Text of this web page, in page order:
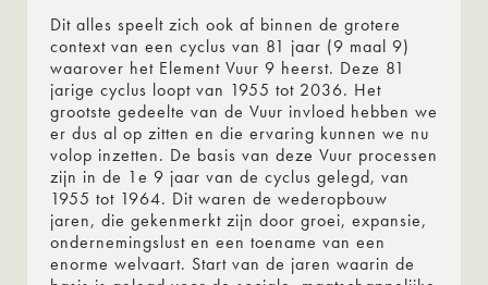
Dit alles speelt zich ook af binnen de grotere
context van een cyclus van 81 jaar (9 maal 9)
waarover het Element Vuur 9 heerst. Deze 81
jarige cyclus loopt van 1955 tot 2036. Het
grootste gedeelte van de Vuur invloed hebben we
er dus al op zitten en die ervaring kunnen we nu
volop inzetten. De basis van deze Vuur processen
zijn in de 1e 9 jaar van de cyclus gelegd, van
1955 tot 1964. Dit waren de wederopbouw
jaren, die gekenmerkt zijn door groei, expansie,
ondernemingslust en een toename van een
enorme welvaart. Start van de jaren waarin de